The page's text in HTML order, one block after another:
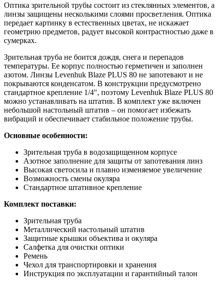
Оптика зрительной трубы состоит из стеклянных элементов, а
линзы защищены несколькими слоями просветления. Оптика
передает картинку в естественных цветах, не искажает
геометрию предметов, радует высокой контрастностью даже в
сумерках.
Зрительная труба не боится дождя, снега и перепадов
температуры. Ее корпус полностью герметичен и заполнен
азотом. Линзы Levenhuk Blaze PLUS 80 не запотевают и не
покрываются конденсатом. В конструкции предусмотрено
стандартное крепление 1/4", поэтому Levenhuk Blaze PLUS 80
можно устанавливать на штатив. В комплект уже включен
небольшой настольный штатив – он помогает избежать
вибраций и обеспечивает стабильное положение трубы.
Основные особенности:
Зрительная труба в водозащищенном корпусе
Азотное заполнение для защиты от запотевания линз
Высокая светосила и плавно изменяемое увеличение
Возможность смены окуляра
Стандартное штативное крепление
Комплект поставки:
Зрительная труба
Металлический настольный штатив
Защитные крышки объектива и окуляра
Салфетка для очистки оптики
Ремень
Чехол для транспортировки и хранения
Инструкция по эксплуатации и гарантийный талон